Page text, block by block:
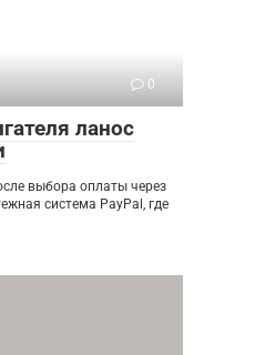
0
ланос
выбора оплаты через
система PayPal, где